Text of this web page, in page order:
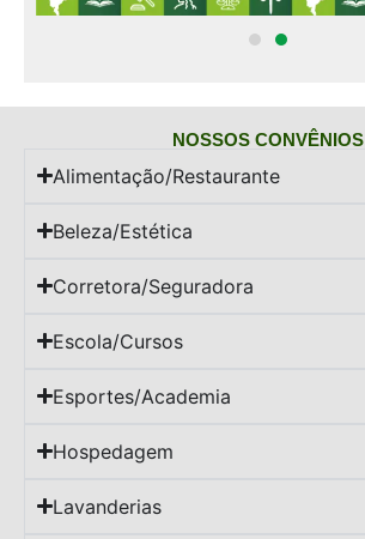
NOSSOS CONVÊNIOS
Alimentação/Restaurante
Beleza/Estética
Corretora/Seguradora
Escola/Cursos
Esportes/Academia
Hospedagem
Lavanderias